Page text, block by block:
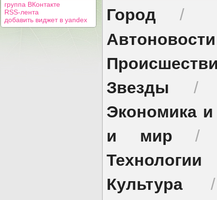
группа ВКонтакте
RSS-лента
добавить виджет в yandex
Город /
Автоновости
Звезды
Экономика
и мир
Технологии
Культура